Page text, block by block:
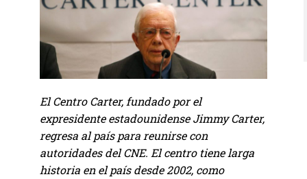
El Centro Carter, fundado por el
expresidente estadounidense Jimmy Carter,
regresa al país para reunirse con
autoridades del CNE. El centro tiene larga
historia en el país desde 2002, como